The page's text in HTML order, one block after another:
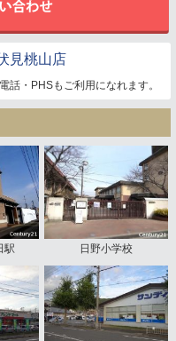
見桃山店
話・PHSもご利用になれます。
駅 日野小学校